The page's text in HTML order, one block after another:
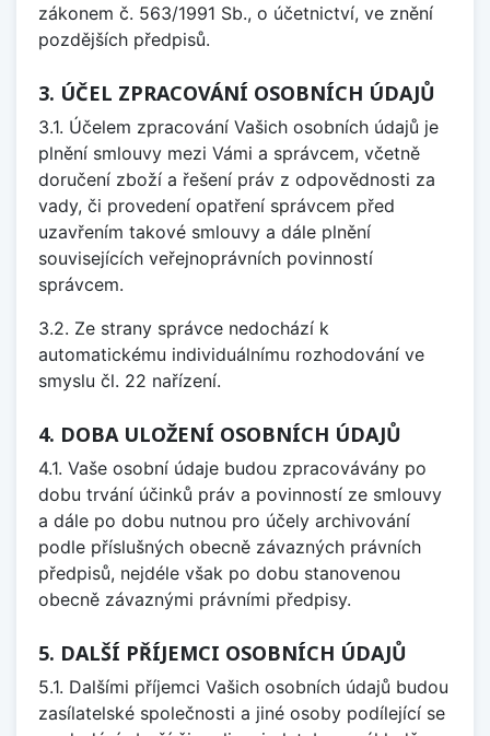
zákonem č. 563/1991 Sb., o účetnictví, ve znění
pozdějších předpisů.
3. ÚČEL ZPRACOVÁNÍ OSOBNÍCH ÚDAJŮ
3.1. Účelem zpracování Vašich osobních údajů je
plnění smlouvy mezi Vámi a správcem, včetně
doručení zboží a řešení práv z odpovědnosti za
vady, či provedení opatření správcem před
uzavřením takové smlouvy a dále plnění
souvisejících veřejnoprávních povinností
správcem.
3.2. Ze strany správce nedochází k
automatickému individuálnímu rozhodování ve
smyslu čl. 22 nařízení.
4. DOBA ULOŽENÍ OSOBNÍCH ÚDAJŮ
4.1. Vaše osobní údaje budou zpracovávány po
dobu trvání účinků práv a povinností ze smlouvy
a dále po dobu nutnou pro účely archivování
podle příslušných obecně závazných právních
předpisů, nejdéle však po dobu stanovenou
obecně závaznými právními předpisy.
5. DALŠÍ PŘÍJEMCI OSOBNÍCH ÚDAJŮ
5.1. Dalšími příjemci Vašich osobních údajů budou
zasílatelské společnosti a jiné osoby podílející se